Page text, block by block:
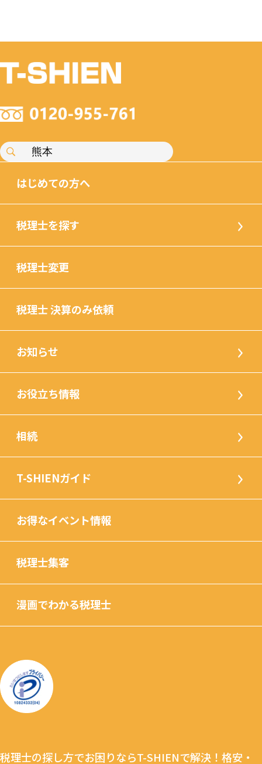
はじめての方へ
税理士を探す
税理士変更
税理士 決算のみ依頼
お知らせ
お役立ち情報
相続
T-SHIENガイド
お得なイベント情報
税理士集客
漫画でわかる税理士
税理士の探し方でお困りならT-SHIENで解決！格安・